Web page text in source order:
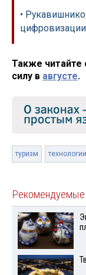
•
Также читайте
силу в августе.
туризм технологии
Рекомендуемые